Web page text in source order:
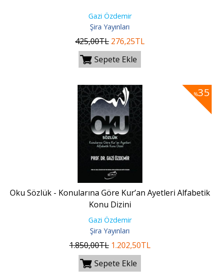
Gazi Özdemir
Şira Yayınları
425,00TL 276,25TL
Sepete Ekle
%35
Oku Sözlük - Konularına Göre Kur’an Ayetleri Alfabetik
Konu Dizini
Gazi Özdemir
Şira Yayınları
1.850,00TL 1.202,50TL
Sepete Ekle